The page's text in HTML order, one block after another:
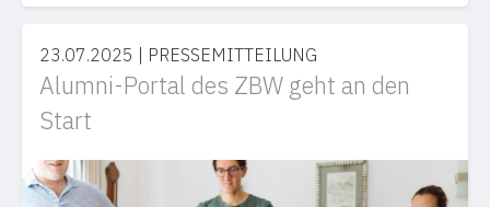
23.07.2025 | PRESSEMITTEILUNG
Alumni-Portal des ZBW geht an den
Start